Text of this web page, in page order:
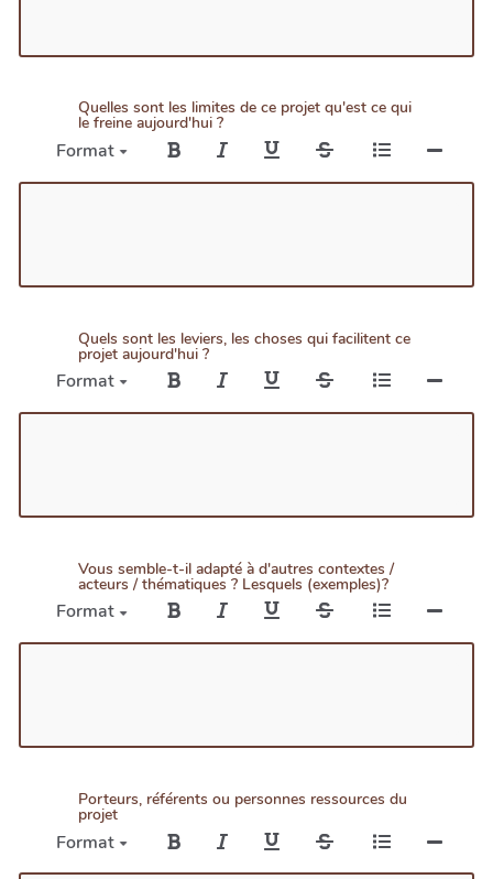
Quelles sont les limites de ce projet qu'est ce qui
le freine aujourd'hui ?
Format
Quels sont les leviers, les choses qui facilitent ce
projet aujourd'hui ?
Format
Vous semble-t-il adapté à d'autres contextes /
acteurs / thématiques ? Lesquels (exemples)?
Format
Porteurs, référents ou personnes ressources du
projet
Format